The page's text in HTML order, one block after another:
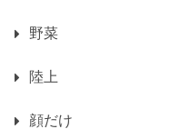
野菜
陸上
顔だけ